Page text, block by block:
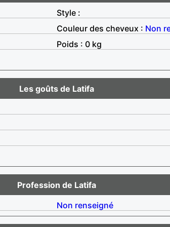
Style :
Couleur des cheveux : Non
Poids : 0 kg
Les goûts de Latifa
Profession de Latifa
Non renseigné